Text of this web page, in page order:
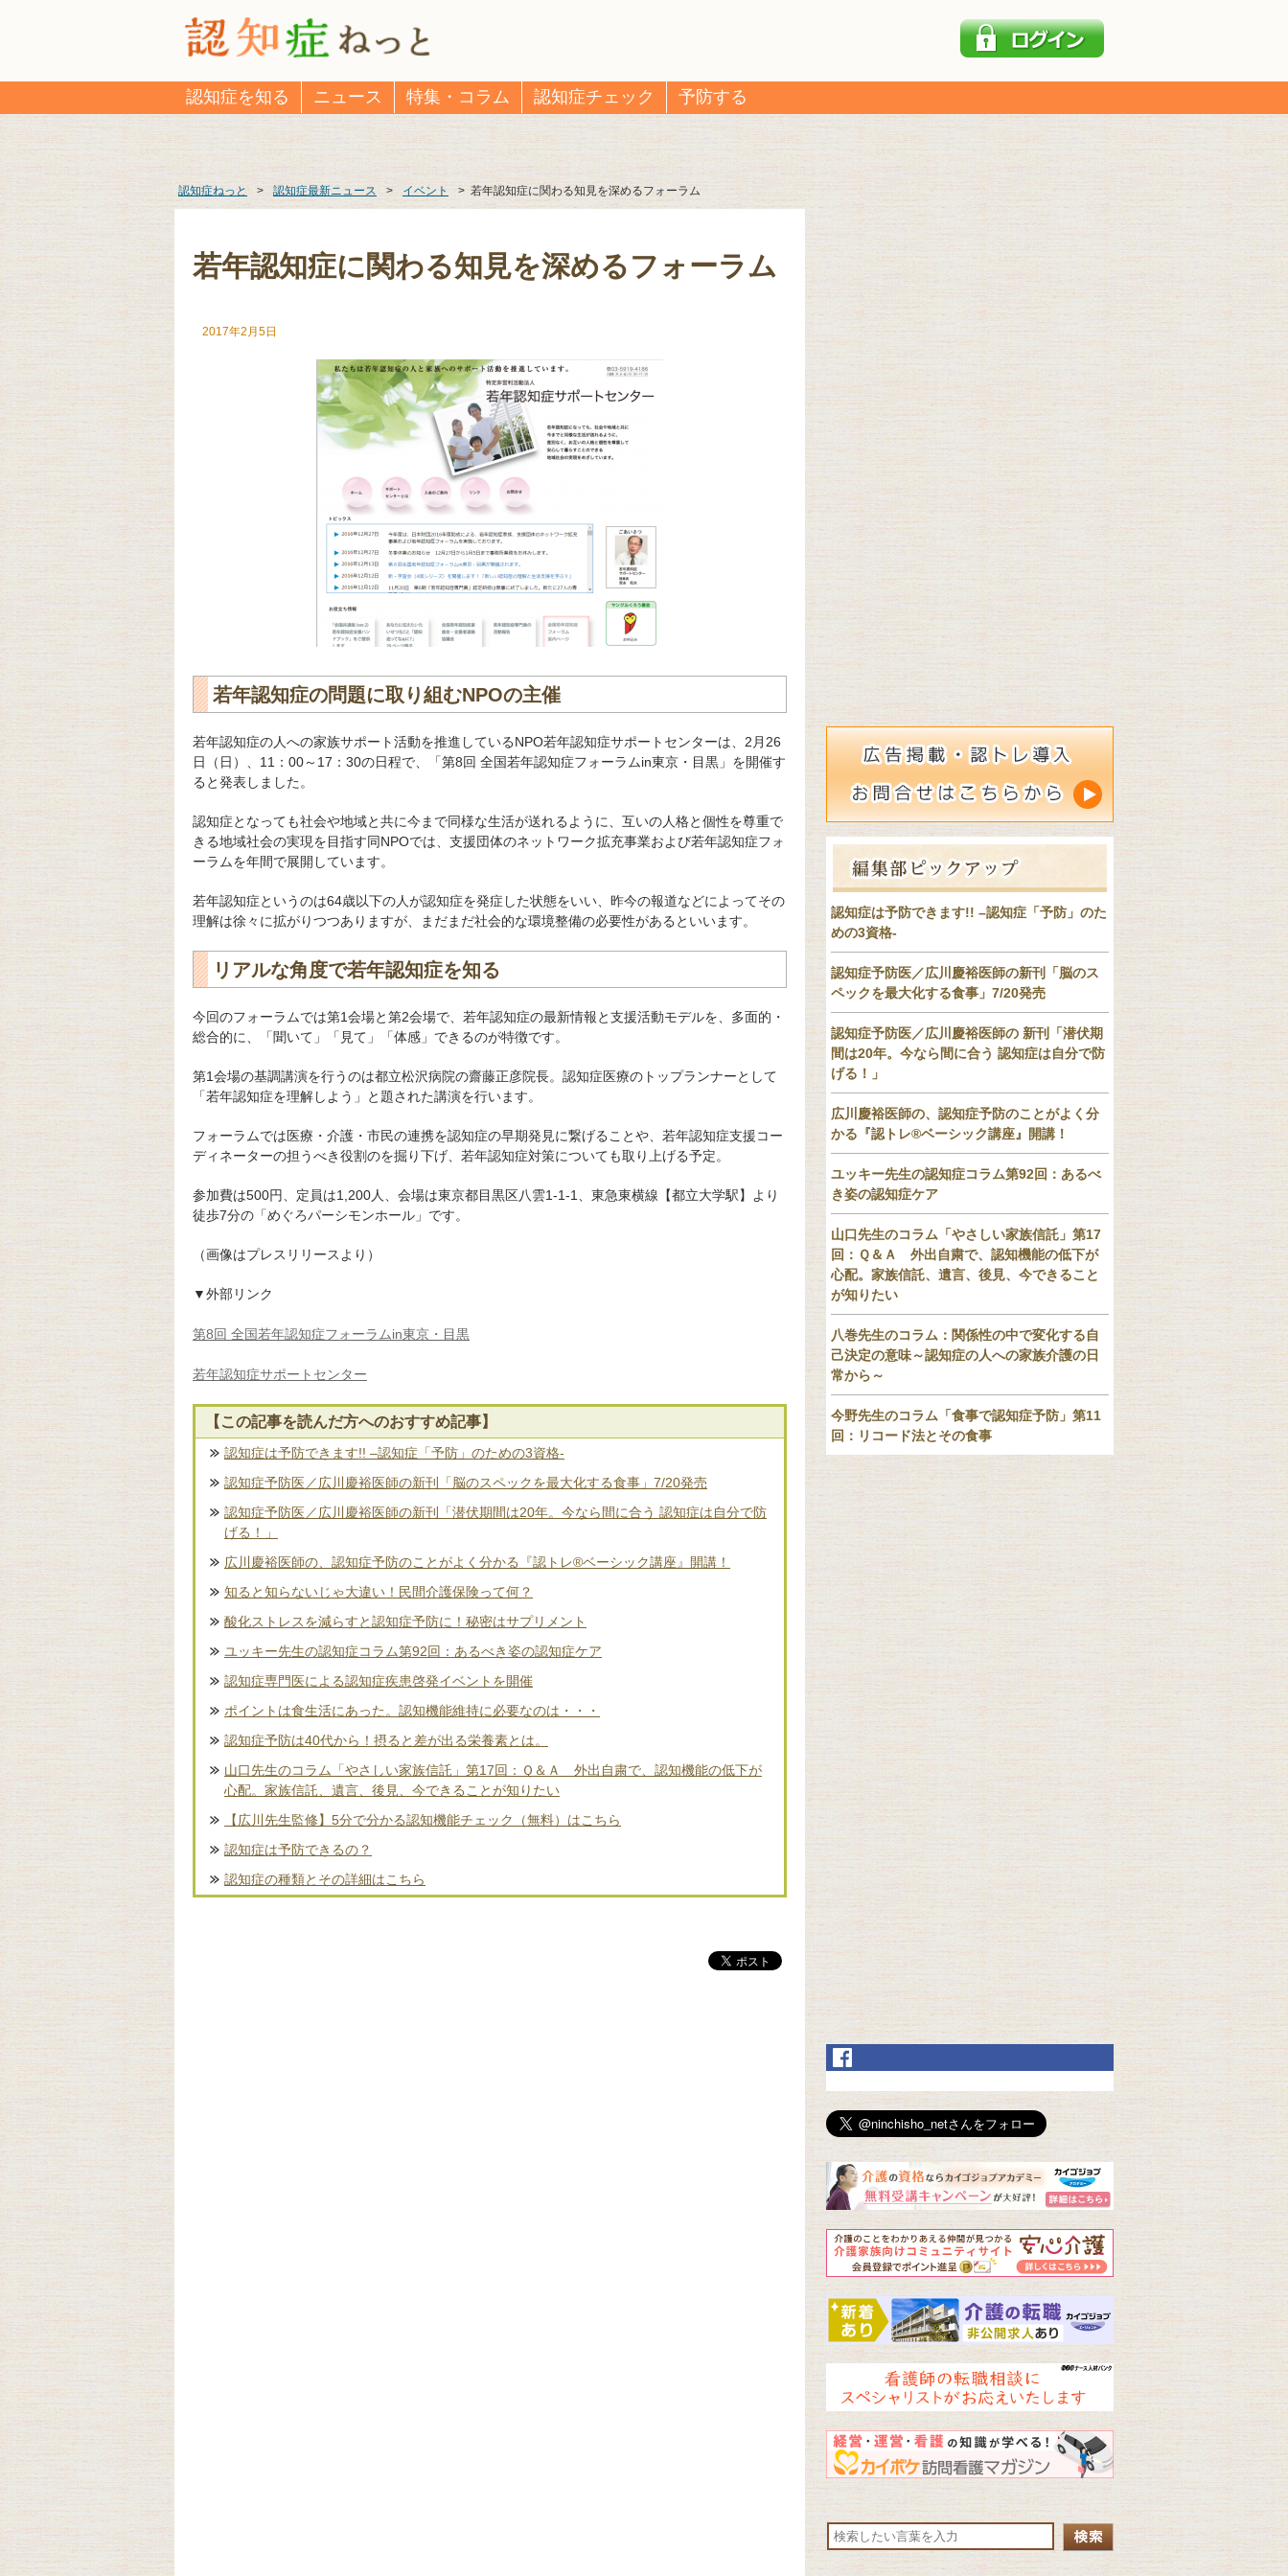
認知症を知る ニュース 特集・コラム 認知症チェック 予防する
認知症ねっと > 認知症最新ニュース > イベント > 若年認知症に関わる知見を深めるフォーラム
若年認知症に関わる知見を深めるフォーラム
2017年2月5日
若年認知症の問題に取り組むNPOの主催
若年認知症の人への家族サポート活動を推進しているNPO若年認知症サポートセンターは、2月26
日（日）、11：00～17：30の日程で、「第8回 全国若年認知症フォーラムin東京・目黒」を開催す
ると発表しました。
認知症となっても社会や地域と共に今まで同様な生活が送れるように、互いの人格と個性を尊重で
きる地域社会の実現を目指す同NPOでは、支援団体のネットワーク拡充事業および若年認知症フォ
ーラムを年間で展開しています。
若年認知症というのは64歳以下の人が認知症を発症した状態をいい、昨今の報道などによってその
理解は徐々に拡がりつつありますが、まだまだ社会的な環境整備の必要性があるといいます。
リアルな角度で若年認知症を知る
今回のフォーラムでは第1会場と第2会場で、若年認知症の最新情報と支援活動モデルを、多面的・
総合的に、「聞いて」「見て」「体感」できるのが特徴です。
第1会場の基調講演を行うのは都立松沢病院の齋藤正彦院長。認知症医療のトップランナーとして
「若年認知症を理解しよう」と題された講演を行います。
フォーラムでは医療・介護・市民の連携を認知症の早期発見に繋げることや、若年認知症支援コー
ディネーターの担うべき役割のを掘り下げ、若年認知症対策についても取り上げる予定。
参加費は500円、定員は1,200人、会場は東京都目黒区八雲1-1-1、東急東横線【都立大学駅】より
徒歩7分の「めぐろパーシモンホール」です。
（画像はプレスリリースより）
▼外部リンク
第8回 全国若年認知症フォーラムin東京・目黒
若年認知症サポートセンター
【この記事を読んだ方へのおすすめ記事】
認知症は予防できます!! –認知症「予防」のための3資格-
認知症予防医／広川慶裕医師の新刊「脳のスペックを最大化する食事」7/20発売
認知症予防医／広川慶裕医師の新刊「潜伏期間は20年。今なら間に合う 認知症は自分で防
げる！」
広川慶裕医師の、認知症予防のことがよく分かる『認トレ®️ベーシック講座』開講！
知ると知らないじゃ大違い！民間介護保険って何？
酸化ストレスを減らすと認知症予防に！秘密はサプリメント
ユッキー先生の認知症コラム第92回：あるべき姿の認知症ケア
認知症専門医による認知症疾患啓発イベントを開催
ポイントは食生活にあった。認知機能維持に必要なのは・・・
認知症予防は40代から！摂ると差が出る栄養素とは。
山口先生のコラム「やさしい家族信託」第17回：Ｑ＆Ａ 外出自粛で、認知機能の低下が
心配。家族信託、遺言、後見、今できることが知りたい
【広川先生監修】5分で分かる認知機能チェック（無料）はこちら
認知症は予防できるの？
認知症の種類とその詳細はこちら
認知症は予防できます!! –認知症「予防」のた
めの3資格-
認知症予防医／広川慶裕医師の新刊「脳のス
ペックを最大化する食事」7/20発売
認知症予防医／広川慶裕医師の 新刊「潜伏期
間は20年。今なら間に合う 認知症は自分で防
げる！」
広川慶裕医師の、認知症予防のことがよく分
かる『認トレ®️ベーシック講座』開講！
ユッキー先生の認知症コラム第92回：あるべ
き姿の認知症ケア
山口先生のコラム「やさしい家族信託」第17
回：Ｑ＆Ａ 外出自粛で、認知機能の低下が
心配。家族信託、遺言、後見、今できること
が知りたい
八巻先生のコラム：関係性の中で変化する自
己決定の意味～認知症の人への家族介護の日
常から～
今野先生のコラム「食事で認知症予防」第11
回：リコード法とその食事